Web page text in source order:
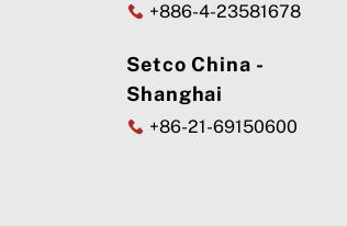
+886-4-23581678
Setco China -
Shanghai
+86-21-69150600